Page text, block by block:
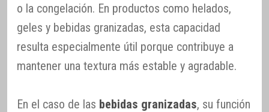
o la congelación. En productos como helados,
geles y bebidas granizadas, esta capacidad
resulta especialmente útil porque contribuye a
mantener una textura más estable y agradable.
En el caso de las bebidas granizadas, su función